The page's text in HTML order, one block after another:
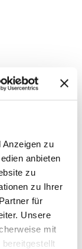
Anzeigen zu
anbieten
zu
zu Ihrer
für
Unsere
mit